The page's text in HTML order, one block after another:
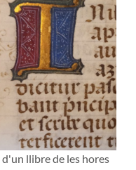
llibre de les hores